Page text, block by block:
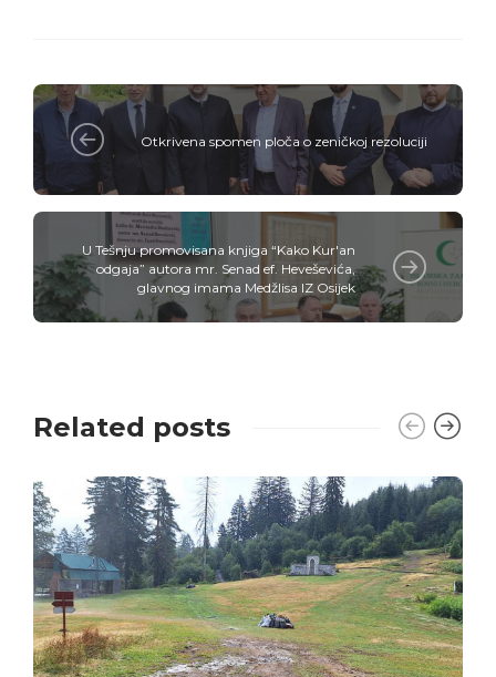
Otkrivena spomen ploča o zeničkoj rezoluciji
U Tešnju promovisana knjiga “Kako Kur'an
odgaja” autora mr. Senad ef. Heveševića,
glavnog imama Medžlisa IZ Osijek
Related posts